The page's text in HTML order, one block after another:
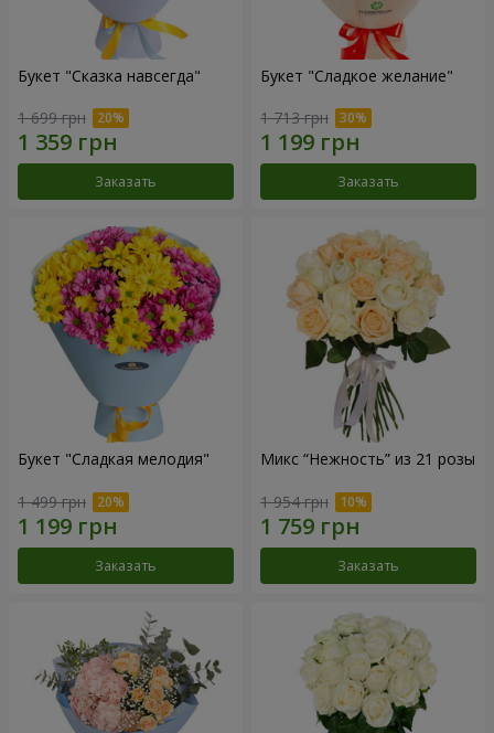
Букет "Сказка навсегда"
1 699 грн
Заказать
Букет "Сладкое желание"
1 713 грн
Заказать
Букет "Сладкая мелодия"
1 499 грн
Заказать
Микс “Нежность” из 21 розы
1 954 грн
Заказать